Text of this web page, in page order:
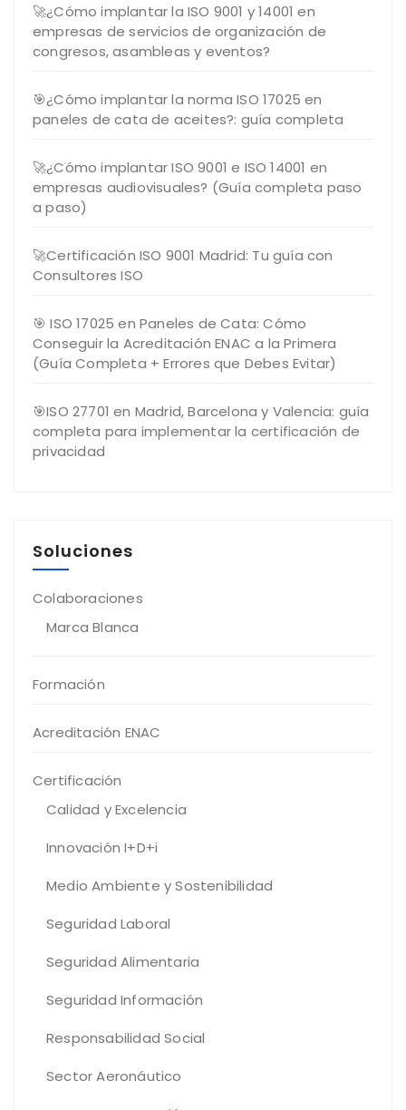
🚀¿Cómo implantar la ISO 9001 y 14001 en
empresas de servicios de organización de
congresos, asambleas y eventos?
🎯¿Cómo implantar la norma ISO 17025 en
paneles de cata de aceites?: guía completa
🚀¿Cómo implantar ISO 9001 e ISO 14001 en
empresas audiovisuales? (Guía completa paso
a paso)
🚀Certificación ISO 9001 Madrid: Tu guía con
Consultores ISO
🎯 ISO 17025 en Paneles de Cata: Cómo
Conseguir la Acreditación ENAC a la Primera
(Guía Completa + Errores que Debes Evitar)
🎯ISO 27701 en Madrid, Barcelona y Valencia: guía
completa para implementar la certificación de
privacidad
Soluciones
Colaboraciones
Marca Blanca
Formación
Acreditación ENAC
Certificación
Calidad y Excelencia
Innovación I+D+i
Medio Ambiente y Sostenibilidad
Seguridad Laboral
Seguridad Alimentaria
Seguridad Información
Responsabilidad Social
Sector Aeronáutico